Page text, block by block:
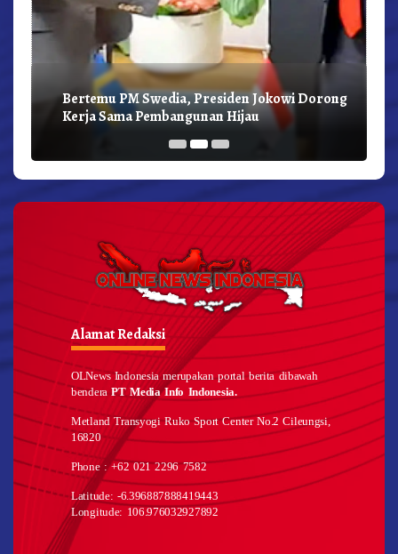
Bertemu PM Swedia, Presiden Jokowi Dorong
Kerja Sama Pembangunan Hijau
Alamat Redaksi
OLNews Indonesia merupakan portal berita dibawah
benderaPT Media Info Indonesia.
Metland Transyogi Ruko Sport Center No.2 Cileungsi,
16820
Phone : +62 021 2296 7582
Latitude: -6.396887888419443
Longitude: 106.976032927892